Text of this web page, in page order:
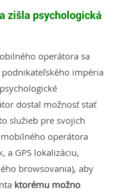
zišla psychologická
operátora sa
impéria
dostal možnosť stať
služieb pre svojich
operátora
a GPS lokalizáciu,
browsovania), aby
ktorému možno